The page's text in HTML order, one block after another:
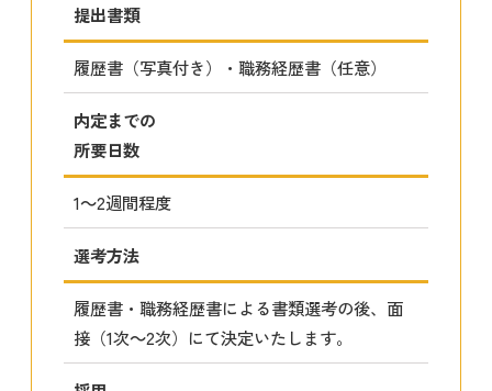
提出書類
履歴書（写真付き）・職務経歴書（任意）
内定までの
所要日数
1～2週間程度
選考方法
履歴書・職務経歴書による書類選考の後、面
接（1次～2次）にて決定いたします。